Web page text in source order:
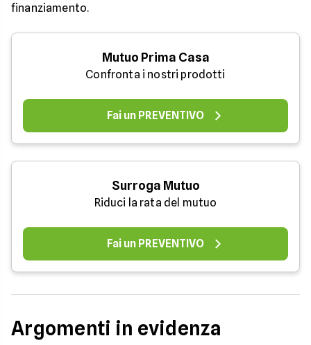
finanziamento.
Mutuo Prima Casa
Confronta i nostri prodotti
Fai un PREVENTIVO
Surroga Mutuo
Riduci la rata del mutuo
Fai un PREVENTIVO
Argomenti in evidenza